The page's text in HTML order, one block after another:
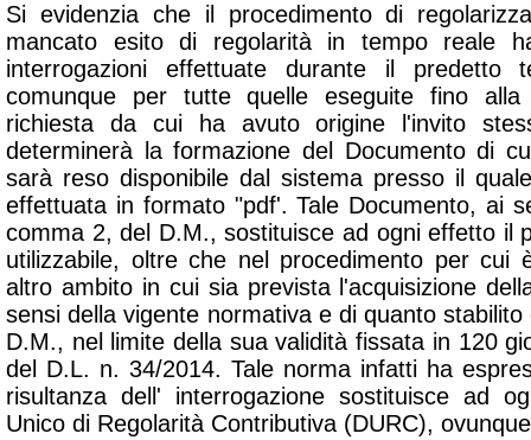
Si evidenzia che il procedimento di
mancato esito di regolarità in tempo reale
interrogazioni effettuate durante il
comunque per tutte quelle eseguite fino alla
richiesta da cui ha avuto origine l'invito
determinerà la formazione del Documento di
sarà reso disponibile dal sistema presso il
effettuata in formato "pdf'. Tale Documento, ai
comma 2, del D.M., sostituisce ad ogni effetto il
utilizzabile, oltre che nel procedimento per cui
altro ambito in cui sia prevista l'acquisizione
sensi della vigente normativa e di quanto
D.M., nel limite della sua validità fissata in 120
del D.L. n. 34/2014. Tale norma infatti ha
risultanza dell' interrogazione sostituisce ad
Unico di Regolarità Contributiva (DURC),